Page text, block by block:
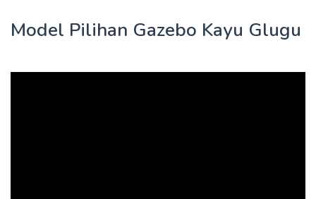
Model Pilihan Gazebo Kayu Glugu